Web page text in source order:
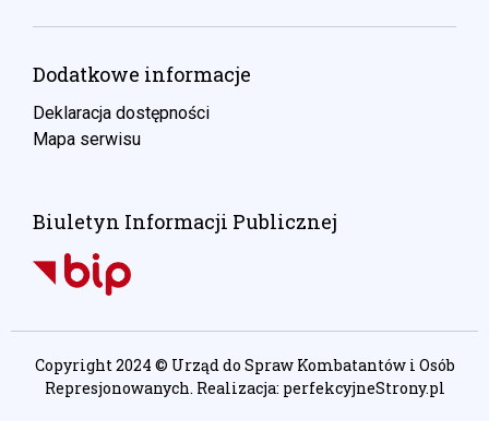
Dodatkowe informacje
Deklaracja dostępności
Mapa serwisu
Biuletyn Informacji Publicznej
Copyright 2024 © Urząd do Spraw Kombatantów i Osób
Represjonowanych. Realizacja: perfekcyjneStrony.pl